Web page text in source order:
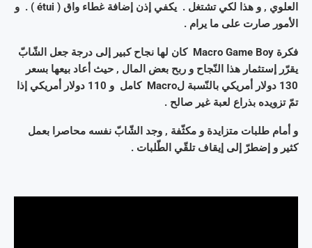
العلوي , و هذا لكي تشتغل . يكفي إذن إضافة غطاء واق ( étui ) . و
الأمور صارت على ما يرام .
فكرة Macro Game Boy كان لها نجاح كبير إلى درجة جعل الشّابّ
يقرّر إستثمار هذا النّجاح و ربح بعض المال , حيث أعاد بيعها بسعر
130 دولار أمريكي بالنّسبة لMacro كامل و 110 دولار أمريكي إذا
تمّ تزويده بذراع لعبة غير صالح .
و أمام طلبات متزايدة و مكثّفة , وجد الشّابّ نفسه محاصرا بعمل
كثير و إضطرّ إلى إيقاف تلقّي الطّلبات .